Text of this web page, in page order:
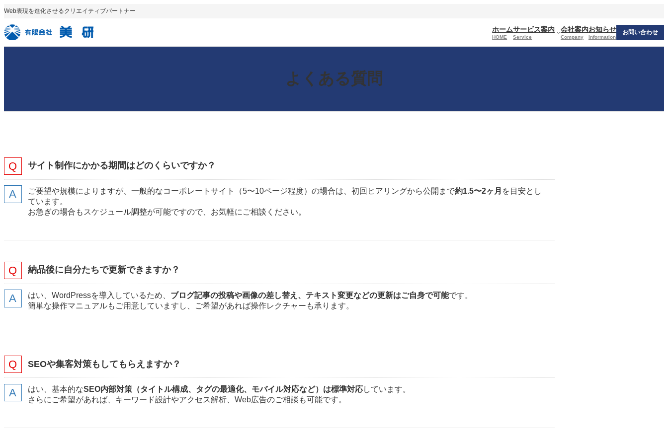
内
を
ス
Web表現を進化させるクリエイティブパートナー
ホーム
HOME
サービス案内
Service
会社案内
Company
お知らせ
Information
お問い合わせ
よくある質問
サイト制作にかかる期間はどのくらいですか？
ご要望や規模によりますが、一般的なコーポレートサイト（5〜10ページ程度）の場合は、初回ヒアリングから公開まで約1.5〜2ヶ月 を目安とし
ています。
お急ぎの場合もスケジュール調整が可能ですので、お気軽にご相談ください。
納品後に自分たちで更新できますか？
はい、WordPressを導入しているため、 ブログ記事の投稿や画像の差し替え、テキスト変更などの更新はご自身で可能です。
簡単な操作マニュアルもご用意していますし、ご希望があれば操作レクチャーも承ります。
SEOや集客対策もしてもらえますか？
はい、基本的なSEO内部対策（タイトル構成、タグの最適化、モバイル対応など）は標準対応しています。
さらにご希望があれば、キーワード設計やアクセス解析、Web広告のご相談も可能です。